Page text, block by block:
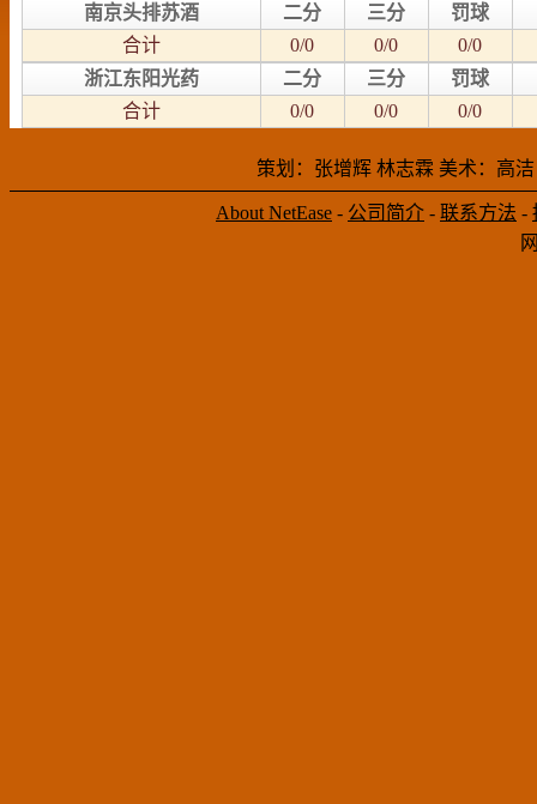
南京头排苏酒 二分 三分
罚球
合计
0/0 0/0
0/0
浙江东阳光药
二分 三分
罚球
合计
0/0 0/0 0/0
策划：张增辉 林志霖 美术：高
About NetEase - 公司简介 - 联系方法 -